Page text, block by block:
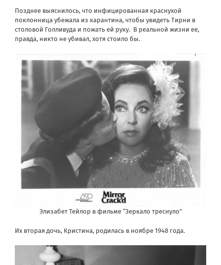
Позднее выяснилось, что инфицированная краснухой
поклонница убежала из карантина, чтобы увидеть Тирни в
столовой Голливуда и пожать ей руку. В реальной жизни ее,
правда, никто не убивал, хотя стоило бы.
Элизабет Тейлор в фильме “Зеркало треснуло”
Их вторая дочь, Кристина, родилась в ноябре 1948 года.